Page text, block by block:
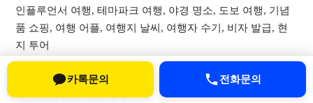
인플루언서 여행, 테마파크 여행, 야경 명소, 도보 여행, 기념
품 쇼핑, 여행 어플, 여행지 날씨, 여행자 수기, 비자 발급, 현
지 투어
카톡문의 전화문의